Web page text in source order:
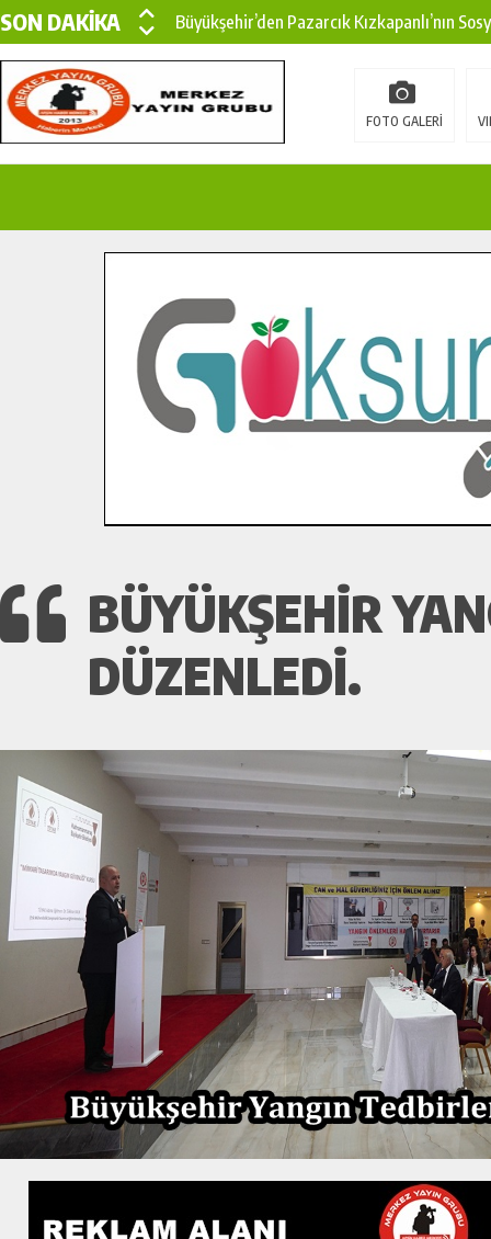
SON DAKİKA
Büyükşehir’den Pazarcık Kızkapanlı’nın
Büyükşehir’den Pazarcık Kırsalına Modern
Çin’den KSÜ’ye Uluslararası Başarı:
İlçe Jandarma Komutanı Karakaya’dan
Bertiz’in Yeni Köprüsünde Sona Doğru.
FOTO GALERİ
BÜYÜKŞEHIR
DÜZENLEDI.